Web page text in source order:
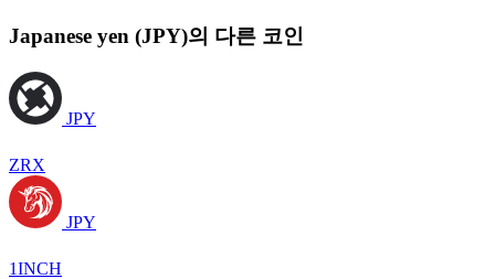
Japanese yen (JPY)의 다른 코인
JPY
ZRX
JPY
1INCH